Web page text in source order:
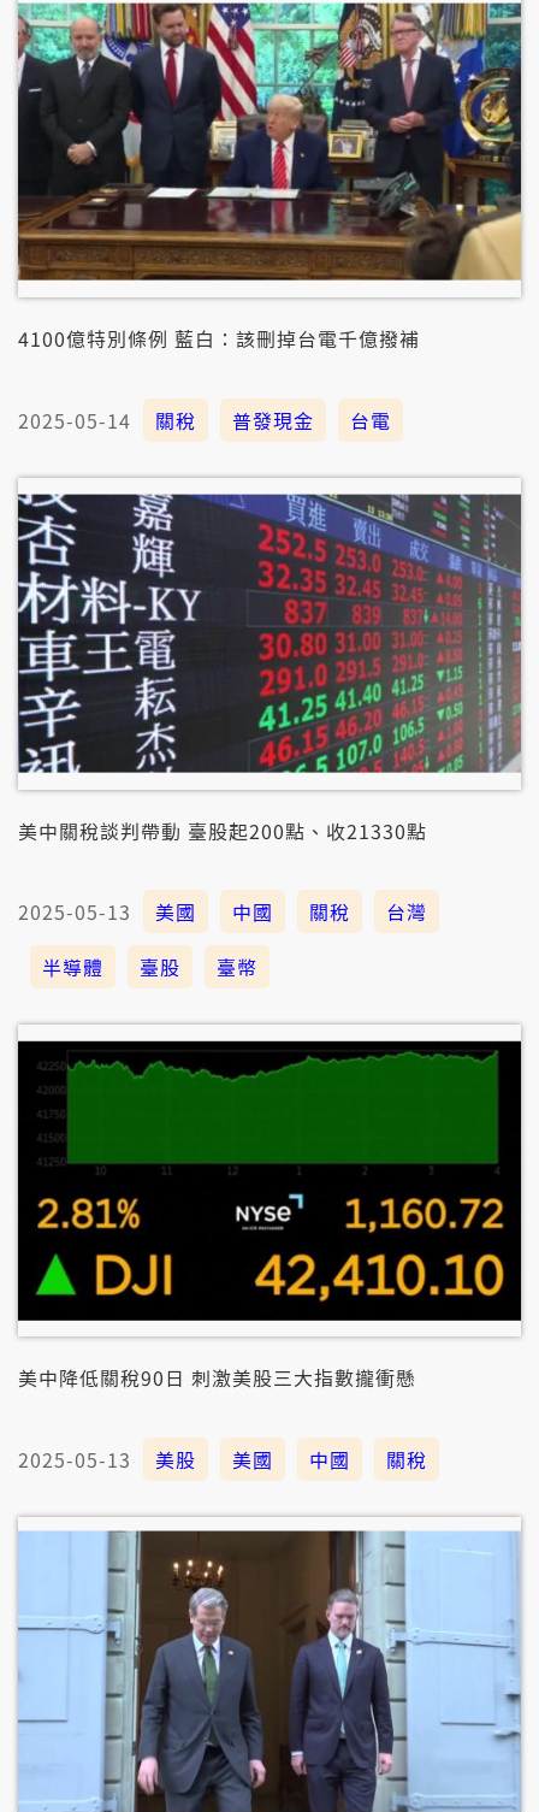
4100億特別條例 藍白：該刪掉台電千億撥補
2025-05-14 關稅 普發現金 台電
美中關稅談判帶動 臺股起200點、收21330點
2025-05-13 美國 中國 關稅
台灣
半導體
臺股 臺幣
美中降低關稅90日 刺激美股三大指數攏衝懸
2025-05-13 美股 美國 中國 關稅